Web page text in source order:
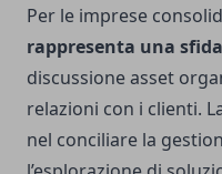
Per le imprese
rappresenta una
discussione asset
relazioni con i clienti.
nel conciliare la